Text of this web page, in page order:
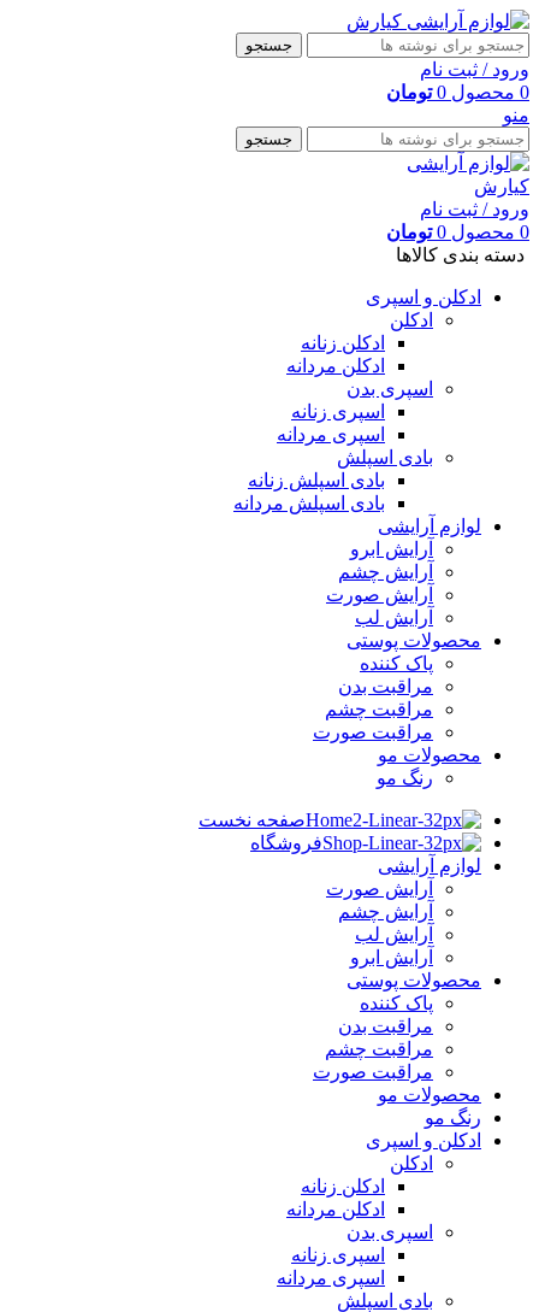
جستجو
ورود / ثبت نام
0 محصول 0 تومان
منو
جستجو
ورود / ثبت نام
0 محصول 0 تومان
دسته بندی کالاها
ادکلن و اسپری
ادکلن
ادکلن زنانه
ادکلن مردانه
اسپری بدن
اسپری زنانه
اسپری مردانه
بادی اسپلش
بادی اسپلش زنانه
بادی اسپلش مردانه
لوازم آرایشی
آرایش ابرو
آرایش چشم
آرایش صورت
آرایش لب
محصولات پوستی
پاک کننده
مراقبت بدن
مراقبت چشم
مراقبت صورت
محصولات مو
رنگ مو
صفحه نخست
فروشگاه
لوازم آرایشی
آرایش صورت
آرایش چشم
آرایش لب
آرایش ابرو
محصولات پوستی
پاک کننده
مراقبت بدن
مراقبت چشم
مراقبت صورت
محصولات مو
رنگ مو
ادکلن و اسپری
ادکلن
ادکلن زنانه
ادکلن مردانه
اسپری بدن
اسپری زنانه
اسپری مردانه
بادی اسپلش